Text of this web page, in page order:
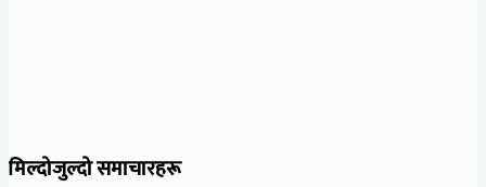
मिल्दोजुल्दो समाचारहरू